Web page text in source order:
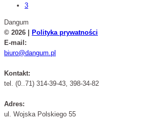
3
Dangum
© 2026 |
Polityka prywatności
E-mail:
biuro@dangum.pl
Kontakt:
tel. (0..71) 314-39-43, 398-34-82
Adres:
ul. Wojska Polskiego 55